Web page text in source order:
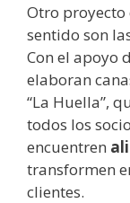
Otro proyecto
sentido son
Con el apoyo
elaboran
“La Huella”,
todos los
encuentren
transformen
clientes.